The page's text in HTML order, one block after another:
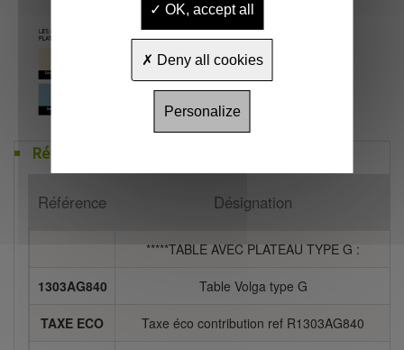
Références
Référence Désignation
*****TABLE AVEC PLATEAU TYPE G :
1303AG840 Table Volga type G
TAXE ECO Taxe éco contribution ref R1303AG840
OK, accept all
Deny all cookies
Personalize